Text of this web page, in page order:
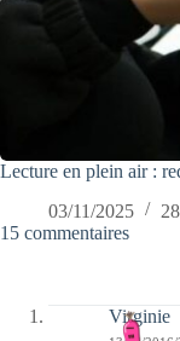
Lecture en plein air :
03/11/2025
15 commentaires
Virginie